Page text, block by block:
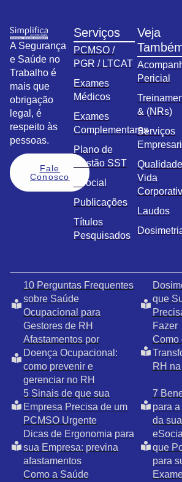
A Segurança
e Saúde no
Trabalho é
mais que
obrigação
legal, é
respeito às
pessoas.
Fale
Conosco
Serviços
PCMSO /
PGR / LTCAT
Exames
Médicos
Exames
Complementares
Plano de
Gestão SST
eSocial
Publicações
Títulos
Pesquisados
Veja
Pericial
& (NRs)
Serviços
Vida
Laudos
10 Perguntas Frequentes
sobre Saúde
Ocupacional para
Gestores de RH
que
Fazer
Afastamentos por
Doença Ocupacional:
como prevenir e
gerenciar no RH
Como
RH
5 Sinais de que sua
Empresa Precisa de um
PCMSO Urgente
7
para
da
Dicas de Ergonomia para
sua Empresa: previna
afastamentos
que
para
Como a Saúde